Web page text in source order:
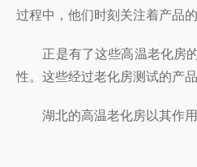
过程中，他们时刻关注着产品
正是有了这些高温老化房的
性。这些经过老化房测试的产
湖北的高温老化房以其作用